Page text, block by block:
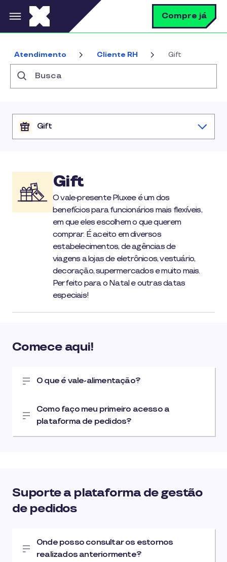
Pular para o conteúdo principal Compre já
Atendimento Cliente RH Gift
Gift
Gift
O vale‑presente Pluxee é um dos
benefícios para funcionários mais flexíveis,
em que eles escolhem o que querem
comprar. É aceito em diversos
estabelecimentos, de agências de
viagens a lojas de eletrônicos, vestuário,
decoração, supermercados e muito mais.
Perfeito para o Natal e outras datas
especiais!
Comece aqui!
O que é vale-alimentação?
Como faço meu primeiro acesso a
plataforma de pedidos?
Suporte a plataforma de gestão
de pedidos
Onde posso consultar os estornos
realizados anteriormente?